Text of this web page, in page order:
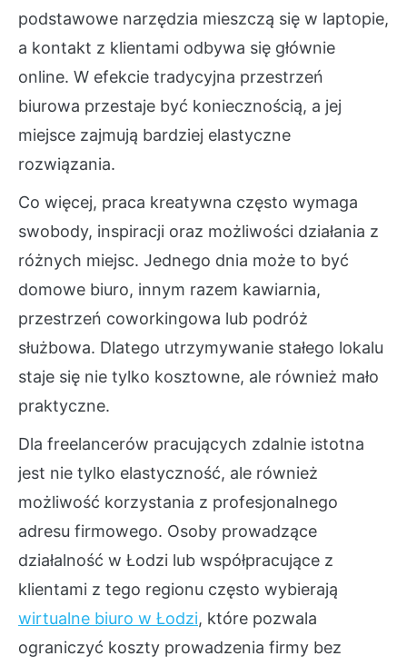
podstawowe narzędzia mieszczą się w laptopie,
a kontakt z klientami odbywa się głównie
online. W efekcie tradycyjna przestrzeń
biurowa przestaje być koniecznością, a jej
miejsce zajmują bardziej elastyczne
rozwiązania.
Co więcej, praca kreatywna często wymaga
swobody, inspiracji oraz możliwości działania z
różnych miejsc. Jednego dnia może to być
domowe biuro, innym razem kawiarnia,
przestrzeń coworkingowa lub podróż
służbowa. Dlatego utrzymywanie stałego lokalu
staje się nie tylko kosztowne, ale również mało
praktyczne.
Dla freelancerów pracujących zdalnie istotna
jest nie tylko elastyczność, ale również
możliwość korzystania z profesjonalnego
adresu firmowego. Osoby prowadzące
działalność w Łodzi lub współpracujące z
klientami z tego regionu często wybierają
wirtualne biuro w Łodzi, które pozwala
ograniczyć koszty prowadzenia firmy bez